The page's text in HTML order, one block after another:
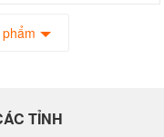
TỈNH